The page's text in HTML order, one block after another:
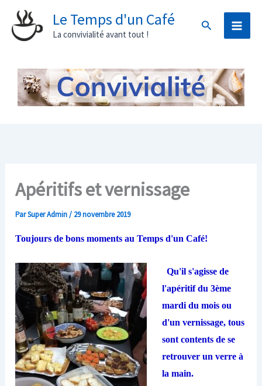
Aller
contenu
Le Temps d'un Café
La convivialité avant tout !
Rechercher
Apéritifs et vernissage
ParSuper Admin/ 29 novembre 2019
Toujours de bons moments au Temps d'un Café!
Qu'il s'agisse de
l'apéritif du 3ème
mardi du mois ou
d'un vernissage, tous
sont contents de se
retrouver un verre à
la main.